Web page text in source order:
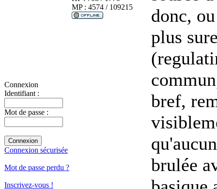
Connexion
Identifiant :
Mot de passe :
Connexion sécurisée
Mot de passe perdu ?
Inscrivez-vous !
MP : 4574 / 109215
donc,
plus
bref,
brulée